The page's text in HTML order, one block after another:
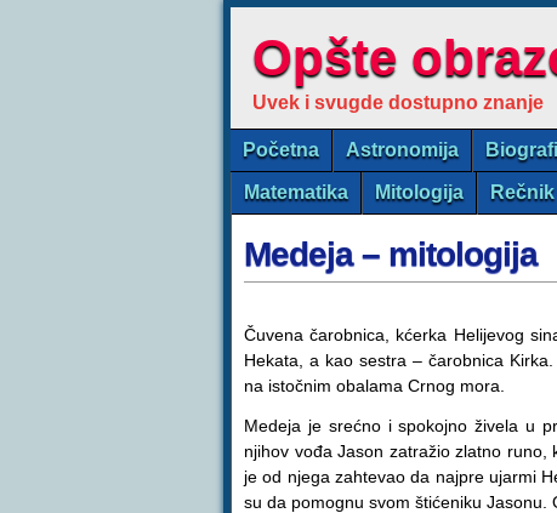
Opšte
Uvek i svugde dostupno znanje
Početna Astronomija
Matematika Mitologija Rečnik
Medeja – mitologija
Čuvena čarobnica, kćerka Helijevog
Hekata, a kao sestra – čarobnica
na istočnim obalama Crnog mora.
Medeja je srećno i spokojno živela u
njihov vođa Jason zatražio zlatno
je od njega zahtevao da najpre ujarmi
su da pomognu svom štićeniku Jasonu.